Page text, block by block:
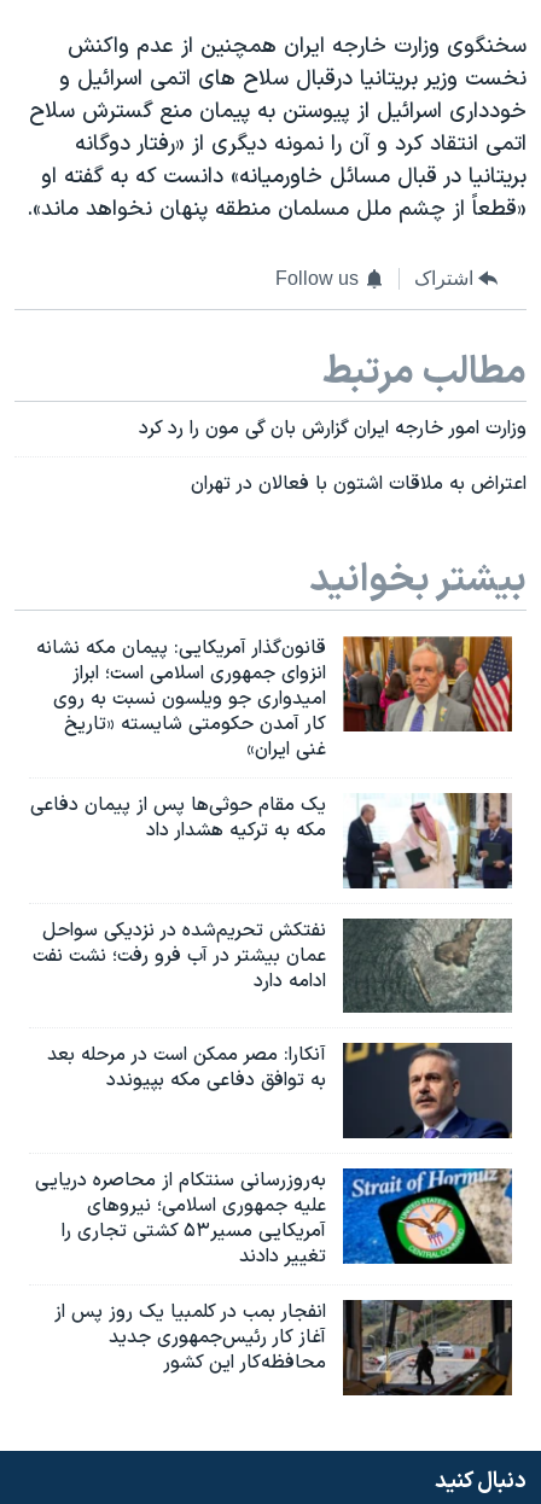
سخنگوی وزارت خارجه ایران همچنین از عدم واکنش
نخست وزیر بریتانیا درقبال سلاح های اتمی اسرائیل و
خودداری اسرائیل از پیوستن به پیمان منع گسترش سلاح
اتمی انتقاد کرد و آن را نمونه دیگری از «رفتار دوگانه
بریتانیا در قبال مسائل خاورمیانه» دانست که به گفته او
«قطعاً از چشم ملل مسلمان منطقه پنهان نخواهد ماند».
اشتراک Follow us
مطالب مرتبط
وزارت امور خارجه ایران گزارش بان گی مون را رد کرد
اعتراض به ملاقات اشتون با فعالان در تهران
بیشتر بخوانید
قانون‌گذار آمریکایی: پیمان مکه نشانه
انزوای جمهوری اسلامی است؛ ابراز
امیدواری جو ویلسون نسبت به روی
کار آمدن حکومتی شایسته «تاریخ
غنی ایران»
یک مقام حوثی‌ها پس از پیمان دفاعی
مکه به ترکیه هشدار داد
نفتکش تحریم‌شده در نزدیکی سواحل
عمان بیشتر در آب فرو رفت؛ نشت نفت
ادامه دارد
آنکارا: مصر ممکن است در مرحله بعد
به توافق دفاعی مکه بپیوندد
به‌روزرسانی سنتکام از محاصره دریایی
علیه جمهوری اسلامی؛ نیروهای
آمریکایی مسیر۵۳ کشتی تجاری را
تغییر دادند
انفجار بمب‌‌ در کلمبیا یک روز پس از
آغاز کار رئیس‌جمهوری جدید
محافظه‌کار این کشور
دنبال کنید